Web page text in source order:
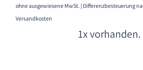
ohne ausgewiesene MwSt. | Differenzbesteuerung
Versandkosten
1x vorhanden.